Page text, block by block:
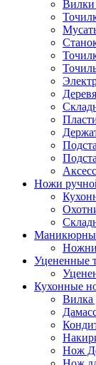
Вилки
Ножи
Уцененные
Кухонные
Вилка
Нож